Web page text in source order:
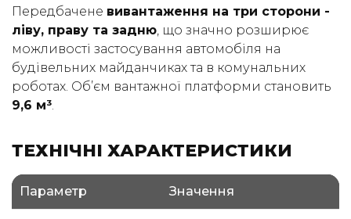
Передбачене вивантаження на три сторони -
ліву, праву та задню, що значно розширює
можливості застосування автомобіля на
будівельних майданчиках та в комунальних
роботах. Об’єм вантажної платформи становить
9,6 м³.
ТЕХНІЧНІ ХАРАКТЕРИСТИКИ
Параметр Значення